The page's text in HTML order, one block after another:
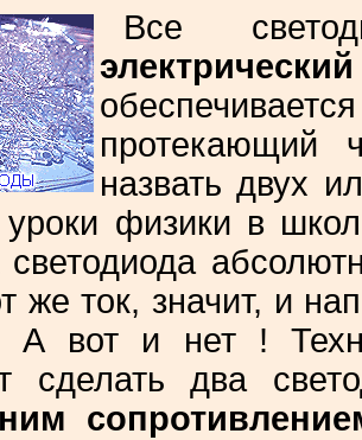
Все
протекающий
назвать двух
физики в
же ток, значит, и
вот и нет !
сделать два